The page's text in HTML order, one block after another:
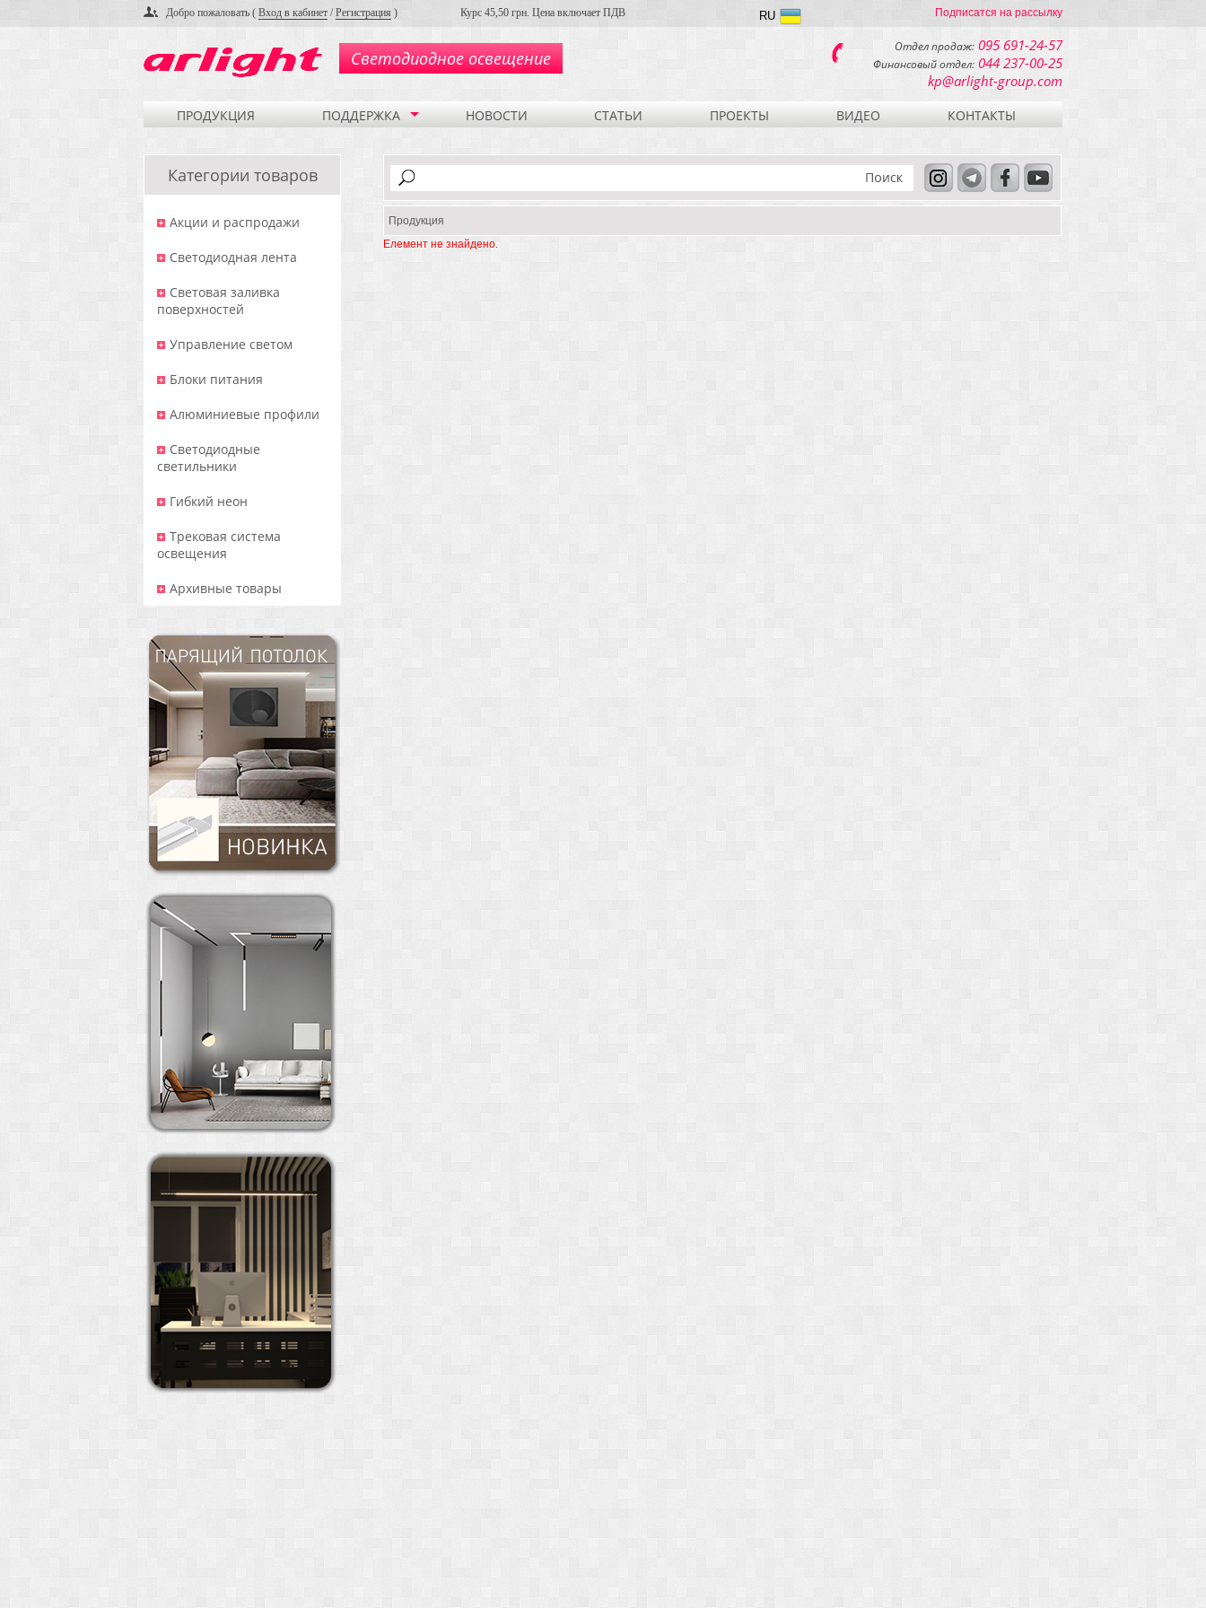
Добро пожаловать ( Вход в кабинет /Регистрация ) Курс 45,50 грн. Цена включает ПДВ Подписатся на рассылку
RU
Светодиодное освещение
Отдел продаж: 095 691-24-57
Финансовый отдел: 044 237-00-25
kp@arlight-group.com
ПРОДУКЦИЯ ПОДДЕРЖКА НОВОСТИ СТАТЬИ ПРОЕКТЫ ВИДЕО КОНТАКТЫ
Категории товаров
Акции и распродажи
Светодиодная лента
Световая заливка
поверхностей
Управление светом
Блоки питания
Алюминиевые профили
Светодиодные
светильники
Гибкий неон
Трековая система
освещения
Архивные товары
Продукция
Елемент не знайдено.